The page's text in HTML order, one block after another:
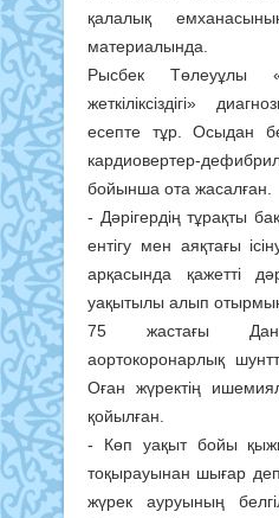
қалалық
материалында.
Рысбек Төлеуұлы
жеткіліксіздігі»
есепте тұр. Осыдан
кардиовертер-
бойынша ота жасалған.
- Дәрігердің тұрақты
ентігу мен аяқтағы
арқасында қажетті
уақытылы алып
75 жастағы
аортокоронарлық
Оған жүректің
қойылған.
- Көп уақыт бойы
тоқырауынан шығар
жүрек ауруының